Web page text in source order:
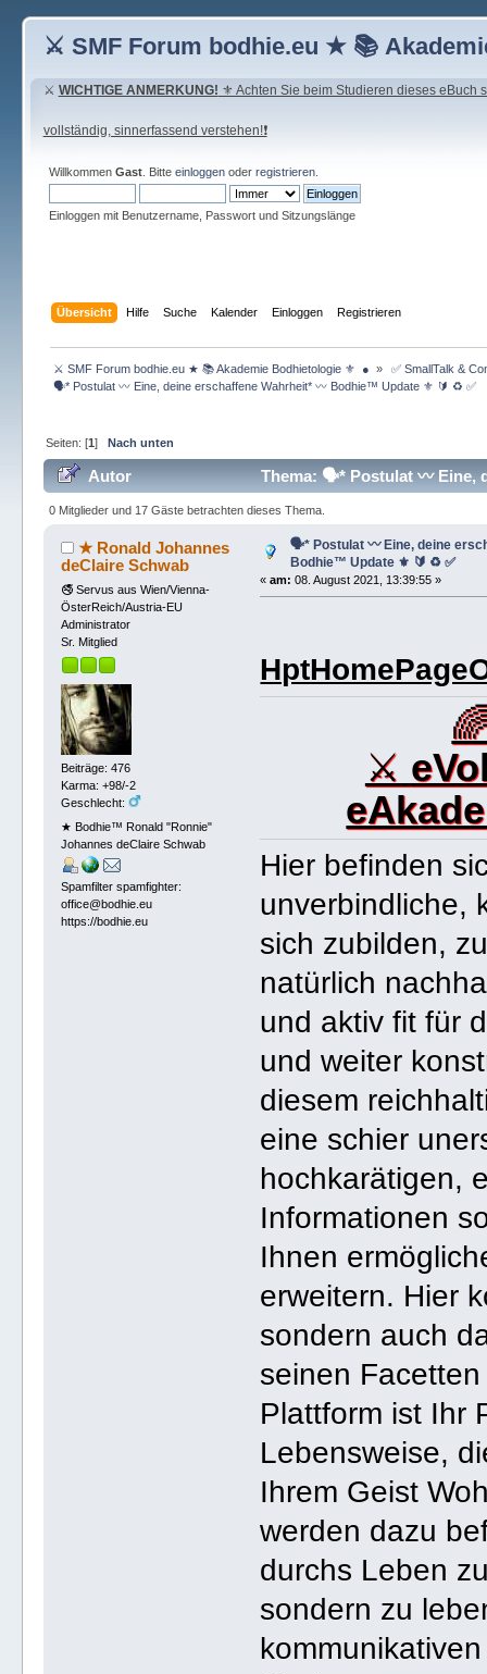
⚔ SMF Forum bodhie.eu ★ 📚
⚔ WICHTIGE ANMERKUNG! ⚜ Achten Sie beim Studieren dieses eBuch
vollständig, sinnerfassend verstehen!❗
Willkommen Gast. Bitte einloggenoder registrieren.
Einloggen mit Benutzername, Passwort und Sitzungslänge
Übersicht Hilfe Suche Kalender Einloggen Registrieren
⚔ SMF Forum bodhie.eu ★ 📚 Akademie Bodhietologie ⚜  ● »
✅ SmallTalk &
🗣* Postulat 〰 Eine, deine erschaffene Wahrheit* 〰 Bodhie™ Update ⚜️ 🔰 ♻️ ✅
Seiten: [1] Nach unten
Autor
Thema: 🗣* Postulat 〰 Eine,
128554 mal)
0 Mitglieder und 17 Gäste betrachten dieses Thema.
★ Ronald Johannes
deClaire Schwab
🚭 Servus aus Wien/Vienna-
ÖsterReich/Austria-EU
Administrator
Sr. Mitglied
Beiträge: 476
Karma: +98/-2
Geschlecht:
★ Bodhie™ Ronald "Ronnie"
Johannes deClaire Schwab
Spamfilter spamfighter:
office@bodhie.eu
https://bodhie.eu
🗣* Postulat 〰 Eine, deine
Bodhie™ Update ⚜️ 🔰 ♻️ ✅
«am: 08. August 2021, 13:39:55 »
⚔
Hier befinden
unverbindliche,
sich zubilden,
natürlich
und aktiv fit für
und weiter
diesem
eine schier
hochkarätigen,
Informationen
Ihnen
erweitern. Hier
sondern auch
seinen
Plattform ist Ihr
Lebensweise,
Ihrem Geist
werden dazu
durchs Leben
sondern zu